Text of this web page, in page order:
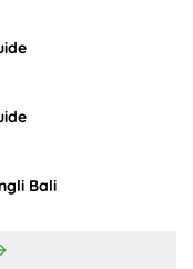
Bali